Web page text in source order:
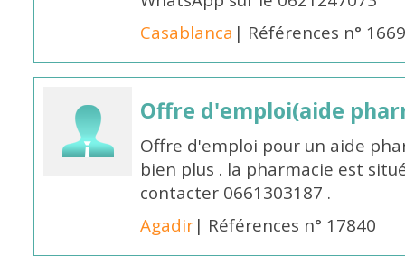
Casablanca | Références n°
Offre d'emploi(aide
Offre d'emploi pour un aide
bien plus . la pharmacie est
contacter 0661303187 .
Agadir| Références n° 17840